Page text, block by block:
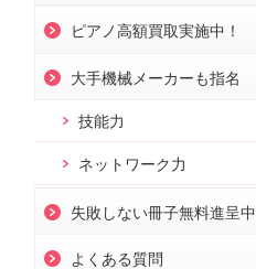
ピアノ高額買取実施中！
大手機械メーカーも指名
技能力
ネットワーク力
失敗しない冊子無料進呈中
よくある質問